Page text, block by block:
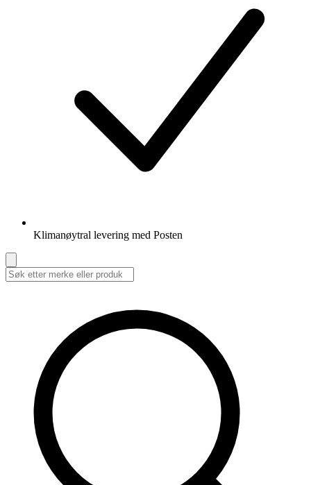
Klimanøytral levering med Posten